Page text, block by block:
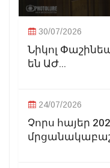
30/07/2026
Նիկոլ
են ԱԺ...
24/07/2026
Չորս հայեր